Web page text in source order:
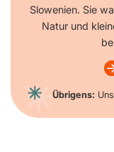
Slowenien. Sie
Natur und
Übrigens: